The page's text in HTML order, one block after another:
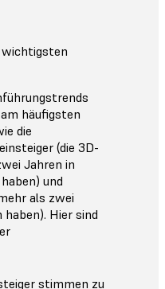
wichtigsten
häufigsten
die
(die 3D-
Jahren in
und
als zwei
Hier sind
stimmen zu